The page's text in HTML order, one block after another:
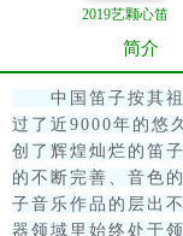
众所周知
乐器。也
一个固定
型(就是吹
出，从而
动而发出
过程中，
2019艺颗心笛
简介
中国笛子按其
过了近9000年的悠
创了辉煌灿烂的笛
的不断完善、音色
子音乐作品的层出不
器领域里始终处于